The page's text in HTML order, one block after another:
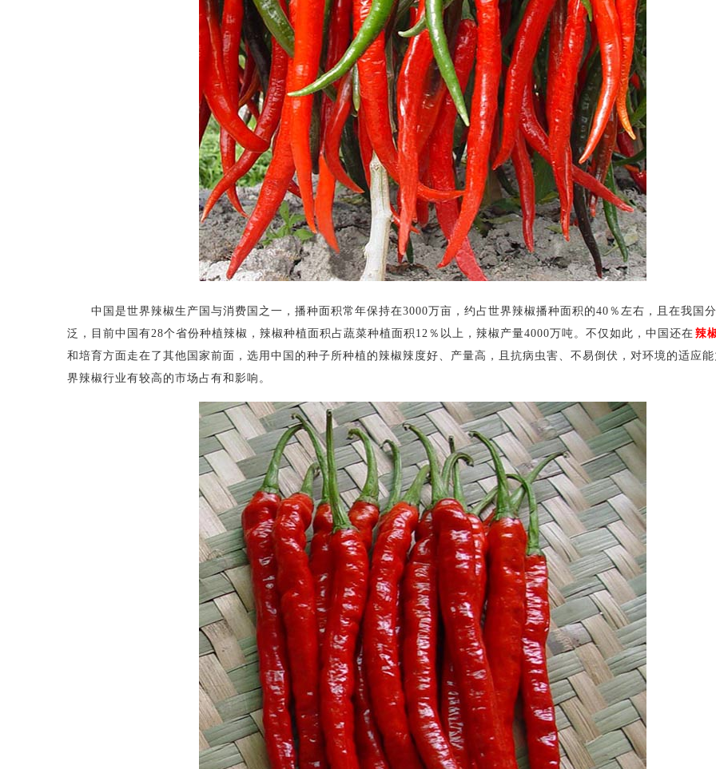
中国是世界辣椒生产国与消费国之一，播种面积常年保持在3000万亩，约占世界辣椒播种面积的40％左右，且在我国
泛，目前中国有28个省份种植辣椒，辣椒种植面积占蔬菜种植面积12％以上，辣椒产量4000万吨。不仅如此，中国还在 辣
和培育方面走在了其他国家前面，选用中国的种子所种植的辣椒辣度好、产量高，且抗病虫害、不易倒伏，对环境的适应
界辣椒行业有较高的市场占有和影响。